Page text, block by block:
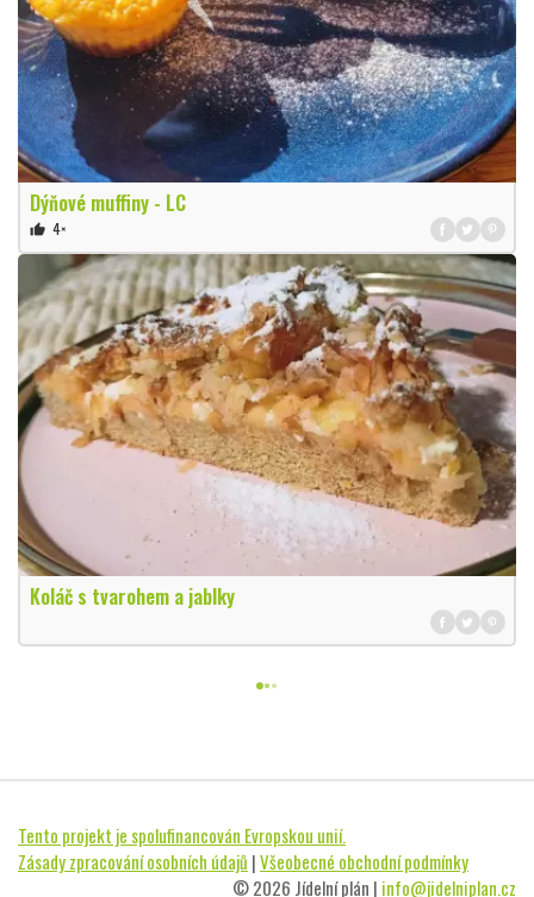
Dýňové muffiny - LC
thumb_up 4×
Koláč s tvarohem a jablky
Tento projekt je spolufinancován Evropskou unií.
Zásady zpracování osobních údajů |Všeobecné obchodní podmínky
© 2026 Jídelní plán | info@jidelniplan.cz